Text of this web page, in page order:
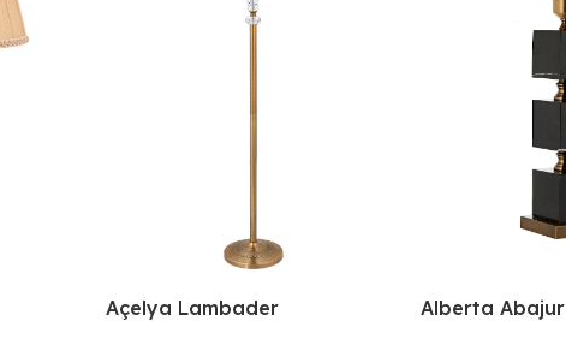
Açelya Lambader Alberta Abajur